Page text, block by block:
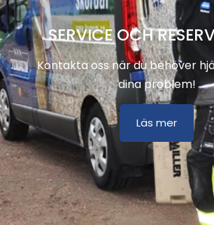
SERVICE OCH
Kontakta oss när du behöver
dina problem!
Läs mer